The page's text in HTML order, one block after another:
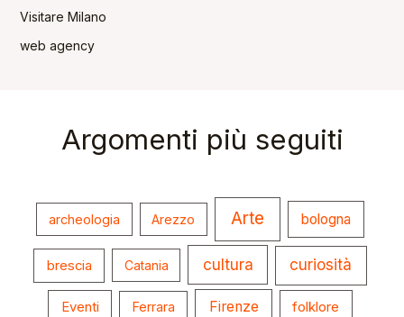
Visitare Milano
web agency
Argomenti più seguiti
archeologia Arezzo Arte bologna
brescia Catania cultura curiosità
Eventi Ferrara Firenze folklore